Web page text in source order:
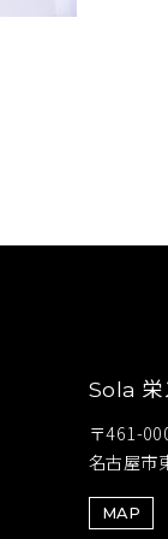
Sola
〒461-
名古屋市
MAP